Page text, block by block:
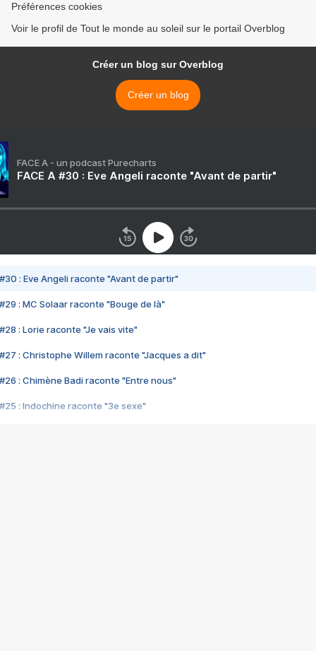
Préférences cookies
Voir le profil de Tout le monde au soleil sur le portail Overblog
Créer un blog sur Overblog
Créer un blog
FACE A - un podcast Purecharts
FACE A #30 : Eve Angeli raconte "Avant de partir"
#30 : Eve Angeli raconte "Avant de partir"
#29 : MC Solaar raconte "Bouge de là"
#28 : Lorie raconte "Je vais vite"
#27 : Christophe Willem raconte "Jacques a dit"
#26 : Chimène Badi raconte "Entre nous"
#25 : Indochine raconte "3e sexe"